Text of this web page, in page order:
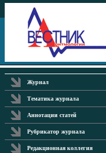
Журнал
Тематика журнала
Аннотации статей
Рубрикатор журнала
Редакционная коллегия